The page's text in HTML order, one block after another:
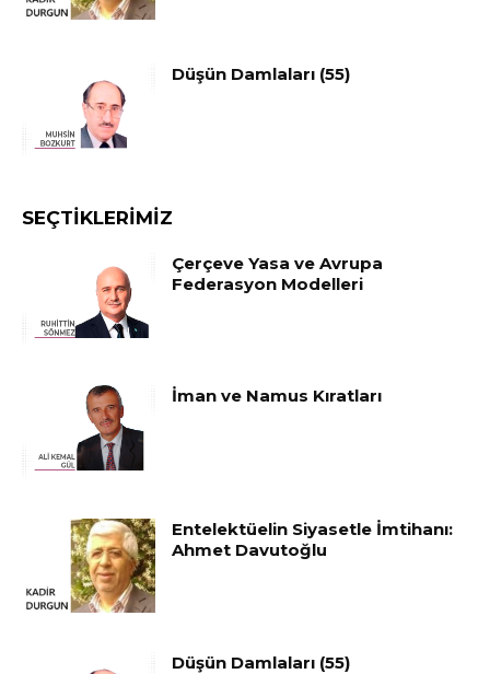
Düşün Damlaları (55)
SEÇTIKLERIMIZ
Çerçeve Yasa ve Avrupa
Federasyon Modelleri
İman ve Namus Kıratları
Entelektüelin Siyasetle İmtihanı:
Ahmet Davutoğlu
Düşün Damlaları (55)